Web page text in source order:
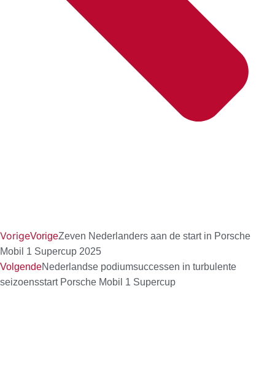
VorigeVorigeZeven Nederlanders aan de start in Porsche
Mobil 1 Supercup 2025
VolgendeNederlandse podiumsuccessen in turbulente
seizoensstart Porsche Mobil 1 Supercup